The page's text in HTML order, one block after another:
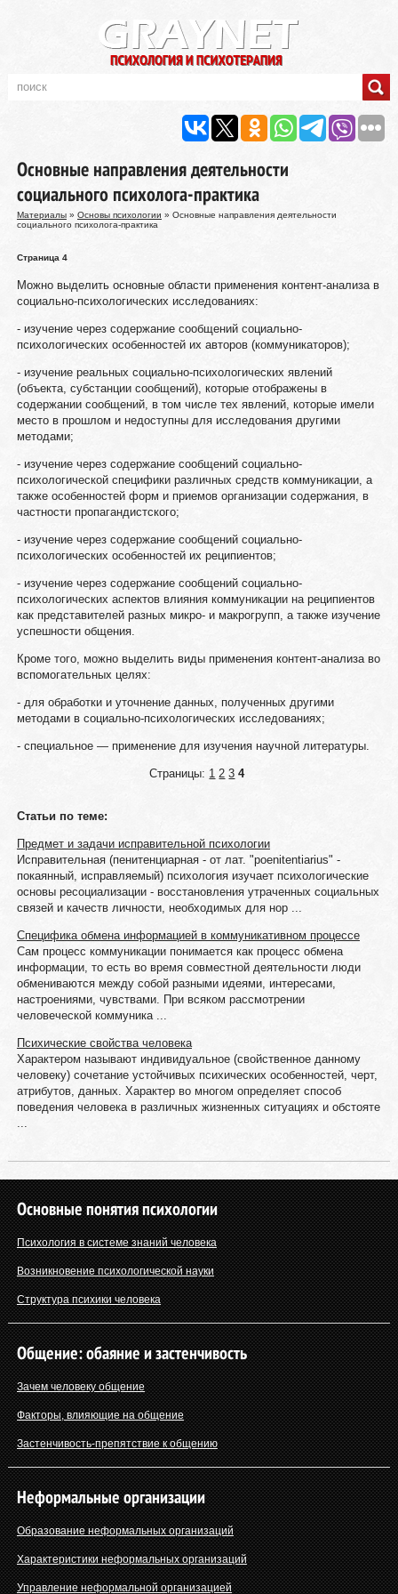
Основные направления деятельности
социального психолога-практика
Материалы» Основы психологии » Основные направления деятельности
социального психолога-практика
Страница 4
Можно выделить основные области применения контент-анализа в
социально-психологических исследованиях:
- изучение через содержание сообщений социально-
психологических особенностей их авторов (коммуникаторов);
- изучение реальных социально-психологических явлений
(объекта, субстанции сообщений), которые отображены в
содержании сообщений, в том числе тех явлений, которые имели
место в прошлом и недоступны для исследования другими
методами;
- изучение через содержание сообщений социально-
психологической специфики различных средств коммуникации, а
также особенностей форм и приемов организации содержания, в
частности пропагандистского;
- изучение через содержание сообщений социально-
психологических особенностей их реципиентов;
- изучение через содержание сообщений социально-
психологических аспектов влияния коммуникации на реципиентов
как представителей разных микро- и макрогрупп, а также изучение
успешности общения.
Кроме того, можно выделить виды применения контент-анализа во
вспомогательных целях:
- для обработки и уточнение данных, полученных другими
методами в социально-психологических исследованиях;
- специальное — применение для изучения научной литературы.
Страницы: 1 2 3 4
Статьи по теме:
Предмет и задачи исправительной психологии
Исправительная (пенитенциарная - от лат. "poenitentiarius" -
покаянный, исправляемый) психология изучает психологические
основы ресоциализации - восстановления утраченных социальных
связей и качеств личности, необходимых для нор ...
Специфика обмена информацией в коммуникативном процессе
Сам процесс коммуникации понимается как процесс обмена
информации, то есть во время совместной деятельности люди
обмениваются между собой разными идеями, интересами,
настроениями, чувствами. При всяком рассмотрении
человеческой коммуника ...
Психические свойства человека
Характером называют индивидуальное (свойственное данному
человеку) сочетание устойчивых психических особенностей, черт,
ат­рибутов, данных. Характер во многом определяет способ
поведения человека в различных жизненных ситуациях и обстояте
...
Основные понятия психологии
Психология в системе знаний человека
Возникновение психологической науки
Структура психики человека
Общение: обаяние и застенчивость
Зачем человеку общение
Факторы, влияющие на общение
Застенчивость-препятствие к общению
Неформальные организации
Образование неформальных организаций
Характеристики неформальных организаций
Управление неформальной организацией